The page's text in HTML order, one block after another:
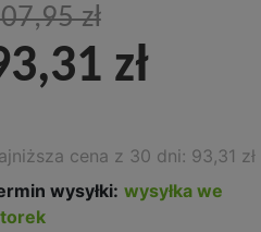
zł
zł
cena z 30 dni: 93,31 zł
wysyłki: wysyłka we